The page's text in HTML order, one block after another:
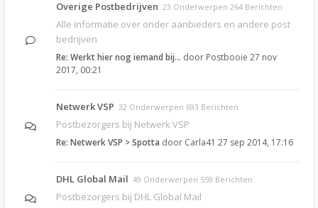
Overige Postbedrijven 23 Onderwerpen 264 Berichten
Alle informatie over onder aanbieders en andere post
bedrijven
Re: Werkt hier nog iemand bij… door Postbooie 27 nov
2017, 00:21
Netwerk VSP 32 Onderwerpen 693 Berichten
Postbezorgers bij Netwerk VSP
Re: Netwerk VSP > Spotta door Carla41 27 sep 2014, 17:16
DHL Global Mail 49 Onderwerpen 559 Berichten
Postbezorgers bij DHL Global Mail